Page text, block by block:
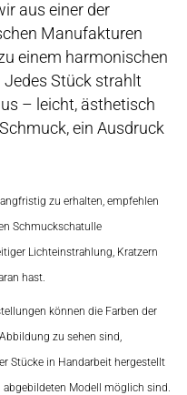
aus einer der
Manufakturen
einem harmonischen
Stück strahlt
– leicht, ästhetisch
ein Ausdruck
zu erhalten, empfehlen
Schmuckschatulle
Lichteinstrahlung, Kratzern
hast.
können die Farben der
zu sehen sind,
Stücke in Handarbeit hergestellt
Modell möglich sind.